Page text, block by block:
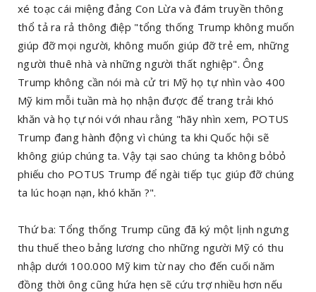
xé toạc cái miệng đảng Con Lừa và đám truyền thông
thổ tả ra rả thông điệp "tổng thống Trump không muốn
giúp đỡ mọi người, không muốn giúp đỡ trẻ em, những
người thuê nhà và những người thất nghiệp". Ông
Trump không cần nói mà cử tri Mỹ họ tự nhìn vào 400
Mỹ kim mỗi tuần mà họ nhận được để trang trải khó
khăn và họ tự nói với nhau rằng "hãy nhìn xem, POTUS
Trump đang hành động vì chúng ta khi Quốc hội sẽ
không giúp chúng ta. Vậy tại sao chúng ta không bỏbỏ
phiếu cho POTUS Trump để ngài tiếp tục giúp đỡ chúng
ta lúc hoạn nạn, khó khăn ?".
Thứ ba: Tổng thống Trump cũng đã ký một lịnh ngưng
thu thuế theo bảng lương cho những người Mỹ có thu
nhập dưới 100.000 Mỹ kim từ nay cho đến cuối năm
đồng thời ông cũng hứa hẹn sẽ cứu trợ nhiều hơn nếu